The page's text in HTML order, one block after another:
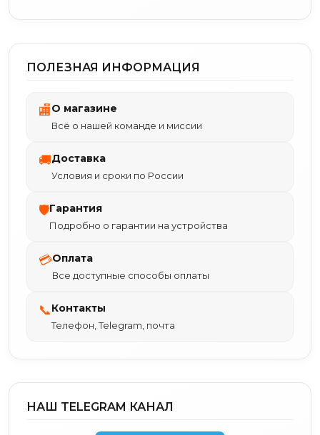
ПОЛЕЗНАЯ ИНФОРМАЦИЯ
🏬О магазине
Всё о нашей команде и миссии
🚚Доставка
Условия и сроки по России
🛡Гарантия
Подробно о гарантии на устройства
💳Оплата
Все доступные способы оплаты
📞Контакты
Телефон, Telegram, почта
НАШ TELEGRAM КАНАЛ